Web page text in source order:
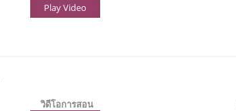
Play Video
วิดีโอการสอน